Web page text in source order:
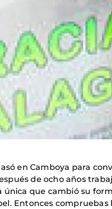
en Camboya para
de ocho años
que cambió su
Entonces